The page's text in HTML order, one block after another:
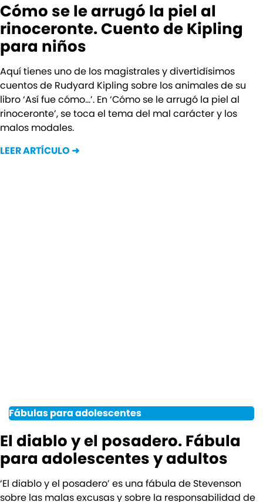
Cómo se le arrugó la piel al
rinoceronte. Cuento de Kipling
para niños
Aquí tienes uno de los magistrales y divertidísimos
cuentos de Rudyard Kipling sobre los animales de su
libro ‘Así fue cómo…’. En ‘Cómo se le arrugó la piel al
rinoceronte’, se toca el tema del mal carácter y los
malos modales.
LEER ARTÍCULO ➜
Fábulas para adolescentes
El diablo y el posadero. Fábula
para adolescentes y adultos
‘El diablo y el posadero’ es una fábula de Stevenson
sobre las malas excusas y sobre la responsabilidad de